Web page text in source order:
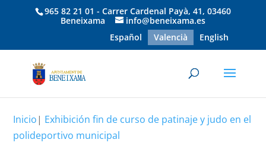
965 82 21 01 - Carrer Cardenal Payà, 41, 03460
Beneixama
info@beneixama.es
Español
Valencià English
Inicio| Exhibición fin de curso de patinaje y judo en el
polideportivo municipal